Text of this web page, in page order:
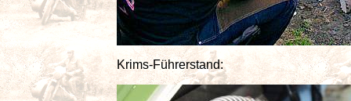
Krims-Führerstand: